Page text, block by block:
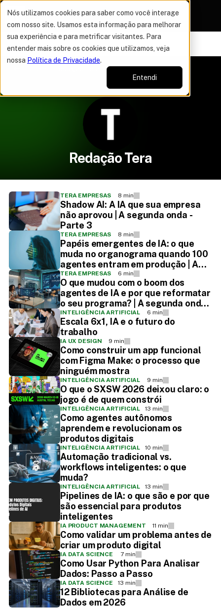
Nós utilizamos cookies para saber como você interage
com nosso site. Usamos esta informação para melhorar
sua experiência e para metrificar visitantes. Para
entender mais sobre os cookies que utilizamos, veja
nossa Política de Privacidade.
Entendi
ANO VAGAS POR TEMPO LIMITADO
16% 50% OFF EM
Redação Tera
TERA EMPRESAS 8 min
Shadow AI: A IA que sua empresa
não aprovou | A segunda onda -
Parte 3
TERA EMPRESAS 8 min
Papéis emergentes de IA: o que
muda no organograma quando 100
agentes entram em produção | A
segunda onda - Parte 2
TERA EMPRESAS 6 min
O que mudou com o boom dos
agentes de IA e por que reformatar
o seu programa? | A segunda onda -
Parte 1
INTELIGÊNCIA ARTIFICIAL 6 min
Escala 6x1, IA e o futuro do
trabalho
IA UX DESIGN 9 min
Como construir um app funcional
com Figma Make: o processo que
ninguém mostra
INTELIGÊNCIA ARTIFICIAL 9 min
O que o SXSW 2026 deixou claro: o
jogo é de quem constrói
INTELIGÊNCIA ARTIFICIAL 13 min
Como agentes autônomos
aprendem e revolucionam os
produtos digitais
INTELIGÊNCIA ARTIFICIAL 10 min
Automação tradicional vs.
workflows inteligentes: o que
muda?
INTELIGÊNCIA ARTIFICIAL 13 min
Pipelines de IA: o que são e por que
são essencial para produtos
inteligentes
IA PRODUCT MANAGEMENT 11 min
Como validar um problema antes de
criar um produto digital
IA DATA SCIENCE 7 min
Como Usar Python Para Analisar
Dados: Passo a Passo
IA DATA SCIENCE 13 min
12 Bibliotecas para Análise de
Dados em 2026